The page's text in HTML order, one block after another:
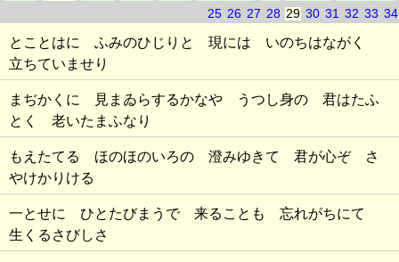
25 26 27 28 29 30 31 32 33 34
とことはに ふみのひじりと 現には いのちはながく
立ちていませり
まぢかくに 見まゐらするかなや うつし身の 君はたふ
とく 老いたまふなり
もえたてる ほのほのいろの 澄みゆきて 君が心ぞ さ
やけかりける
一とせに ひとたびまうで 来ることも 忘れがちにて
生くるさびしさ